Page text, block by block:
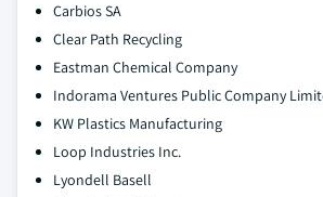
Carbios SA
Clear Path Recycling
Eastman Chemical Company
Indorama Ventures Public Company
KW Plastics Manufacturing
Loop Industries Inc.
Lyondell Basell